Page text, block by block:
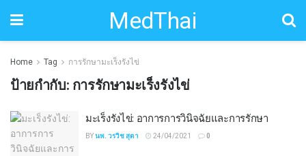
MedThai
Home Tag การรักษามะเร็งรังไข่
ป้ายกำกับ: การรักษามะเร็งรังไข่
มะเร็งรังไข่: อาการการวินิจฉัยและการรักษา
BYนพ. วรวิช สุตา 24/04/2021 0